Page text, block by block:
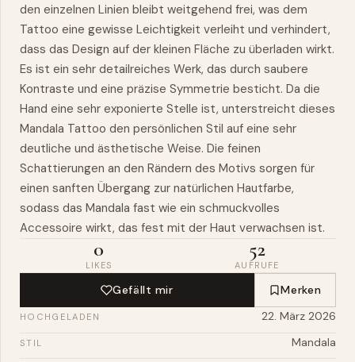
den einzelnen Linien bleibt weitgehend frei, was dem
Tattoo eine gewisse Leichtigkeit verleiht und verhindert,
dass das Design auf der kleinen Fläche zu überladen wirkt.
Es ist ein sehr detailreiches Werk, das durch saubere
Kontraste und eine präzise Symmetrie besticht. Da die
Hand eine sehr exponierte Stelle ist, unterstreicht dieses
Mandala Tattoo den persönlichen Stil auf eine sehr
deutliche und ästhetische Weise. Die feinen
Schattierungen an den Rändern des Motivs sorgen für
einen sanften Übergang zur natürlichen Hautfarbe,
sodass das Mandala fast wie ein schmuckvolles
Accessoire wirkt, das fest mit der Haut verwachsen ist.
0
LIKES
52
AUFRUFE
Gefällt mir Merken
HOCHGELADEN 22. März 2026
STIL Mandala